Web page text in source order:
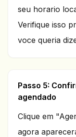
seu horario
Verifique isso
voce queria
Passo 5:
agendado
Clique em
agora